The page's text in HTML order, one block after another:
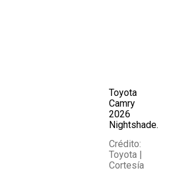
Toyota
Camry
2026
Nightshade.
Crédito:
Toyota |
Cortesía